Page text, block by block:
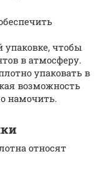
упаковке, чтобы
в атмосферу.
упаковать в
возможность
намочить.
относят